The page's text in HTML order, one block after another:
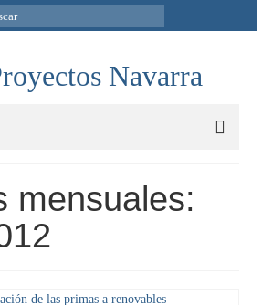
mensuales: